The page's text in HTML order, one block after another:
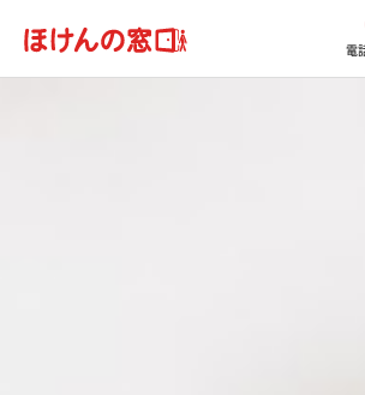
電